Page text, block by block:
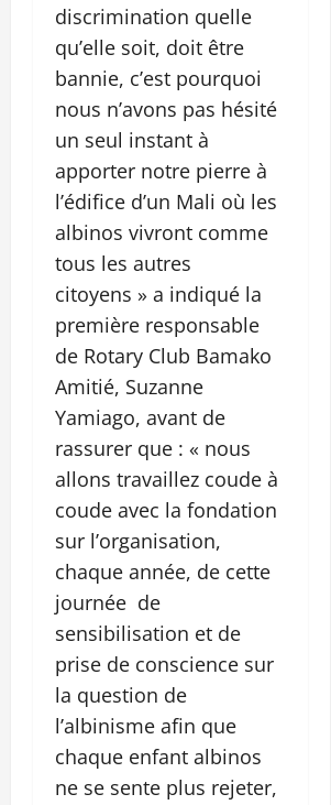
discrimination quelle
qu’elle soit, doit être
bannie, c’est pourquoi
nous n’avons pas hésité
un seul instant à
apporter notre pierre à
l’édifice d’un Mali où les
albinos vivront comme
tous les autres
citoyens » a indiqué la
première responsable
de Rotary Club Bamako
Amitié, Suzanne
Yamiago, avant de
rassurer que : « nous
allons travaillez coude à
coude avec la fondation
sur l’organisation,
chaque année, de cette
journée de
sensibilisation et de
prise de conscience sur
la question de
l’albinisme afin que
chaque enfant albinos
ne se sente plus rejeter,